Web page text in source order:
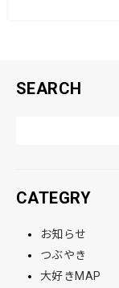
SEARCH
CATEGRY
お知らせ
つぶやき
大好きMAP